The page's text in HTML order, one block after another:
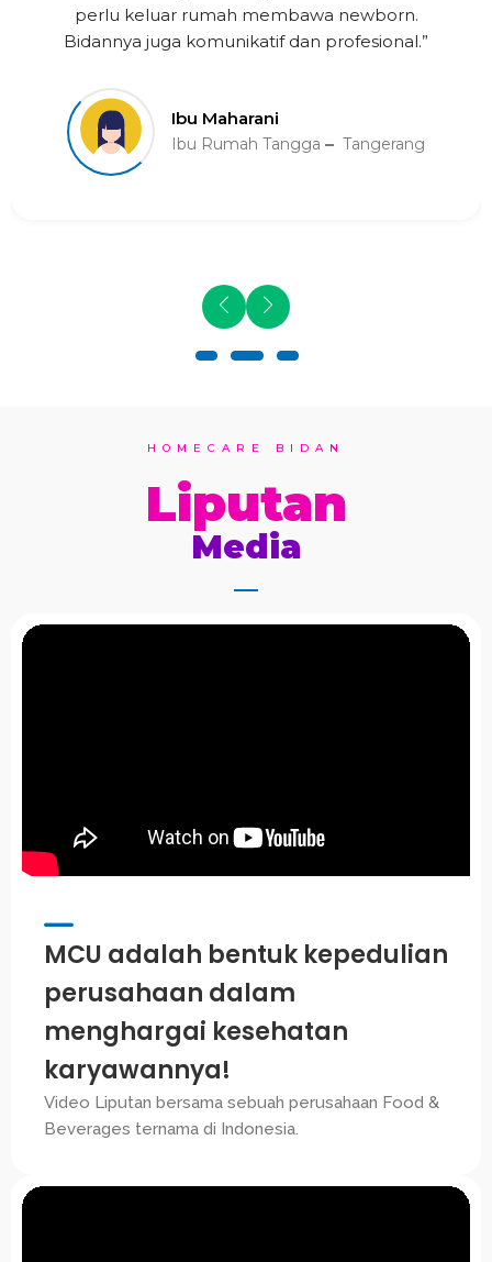
perlu keluar rumah membawa newborn.
Bidannya juga komunikatif dan profesional.”
Ibu Maharani
Ibu Rumah Tangga Tangerang
HOMECARE BIDAN
Liputan
Media
MCU adalah bentuk kepedulian
perusahaan dalam
menghargai kesehatan
karyawannya!
Video Liputan bersama sebuah perusahaan Food &
Beverages ternama di Indonesia.